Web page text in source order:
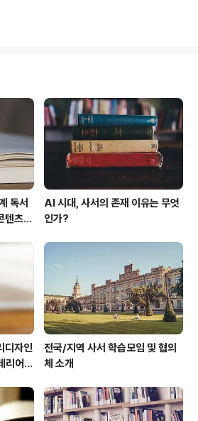
이, 성별, 직업까지 요구
’이 있습니다. 이용자의
수 있게 되었고, 도서관은
능을 수행하는 인공지능
이처럼 편리한 시스템
것인가’라는 본질적인 질
많은 선택 중 일부만을 보
..
독서
텐츠
AI 시대, 사서의 존재 이유는 무엇
인가?
디자인
리어,
전국/지역 사서 학습모임 및 협의
체 소개